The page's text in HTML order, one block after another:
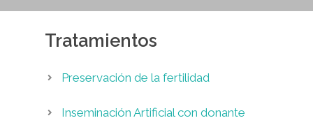
Tratamientos
Preservación de la fertilidad
Inseminación Artificial con donante